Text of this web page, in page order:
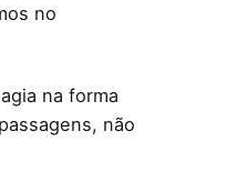
no
na forma
não